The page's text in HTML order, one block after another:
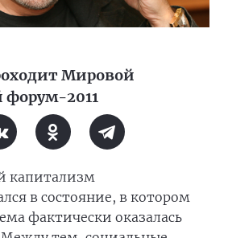
Мировой
форум-2011
капитализм
в состояние, в котором
фактически оказалась